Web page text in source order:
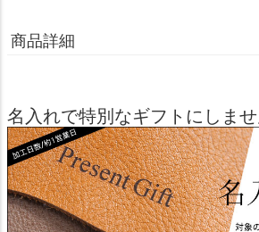
商品詳細
名入れで特別なギフトにしま